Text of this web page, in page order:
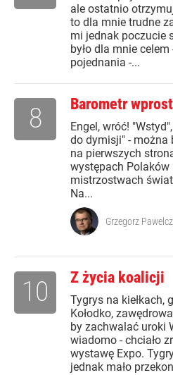
ale ostatnio
to dla mnie trudne
mi jednak poczucie
było dla mnie celem
pojednania -...
Barometr wprost
Engel, wróć!
do dymisji" - można
na pierwszych
występach Polaków
mistrzostwach
Na...
8
Grzegorz
Z życia koalicji
Tygrys na kiełkach,
Kołodko,
by zachwalać uroki
wiadomo - chciało
wystawę Expo.
jednak mało
10